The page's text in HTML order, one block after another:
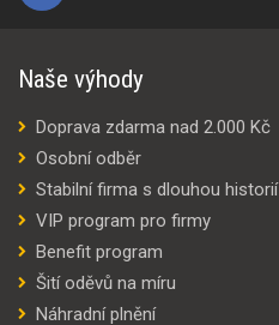
Naše výhody
Doprava zdarma nad 2.000 Kč
Osobní odběr
Stabilní firma s dlouhou historií
VIP program pro firmy
Benefit program
Šití oděvů na míru
Náhradní plnění